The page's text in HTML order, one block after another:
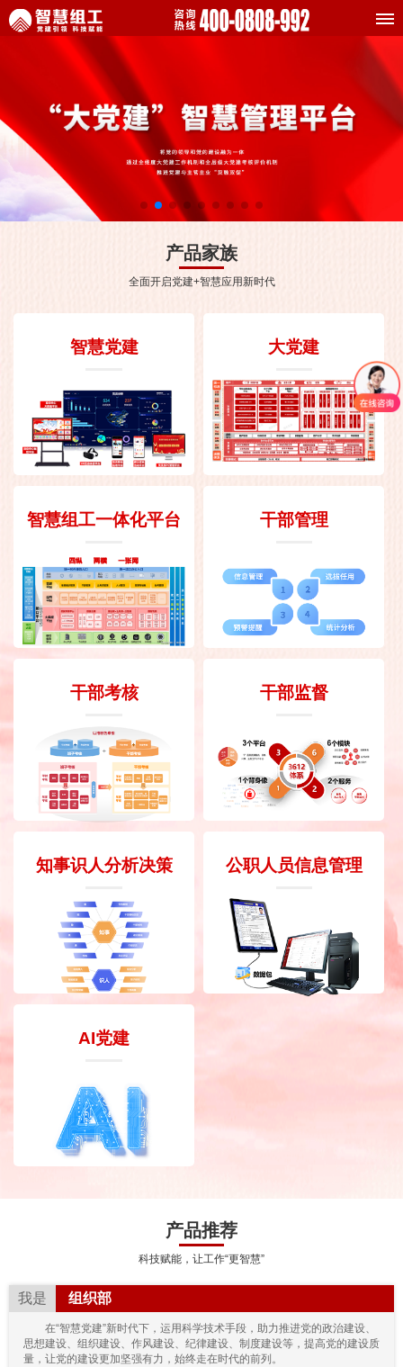
产品家族
全面开启党建+智慧应用新时代
智慧党建 大党建
智慧组工一体化平台 干部管理
干部考核 干部监督
知事识人分析决策 公职人员信息管理
AI党建
产品推荐
科技赋能，让工作“更智慧”
我是 组织部
在“智慧党建”新时代下，运用科学技术手段，助力推进党的政治建设、
思想建设、组织建设、作风建设、纪律建设、制度建设等，提高党的建设质
量，让党的建设更加坚强有力，始终走在时代的前列。